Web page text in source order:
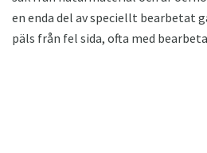
en enda del av speciellt bearbetat
päls från fel sida, ofta med